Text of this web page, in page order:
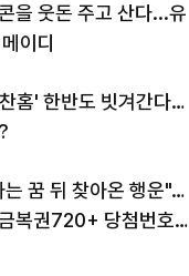
을 웃돈 주고 산다...유
이디
홈' 한반도 빗겨간다…
는 꿈 뒤 찾아온 행운"…
복권720+ 당첨번호조